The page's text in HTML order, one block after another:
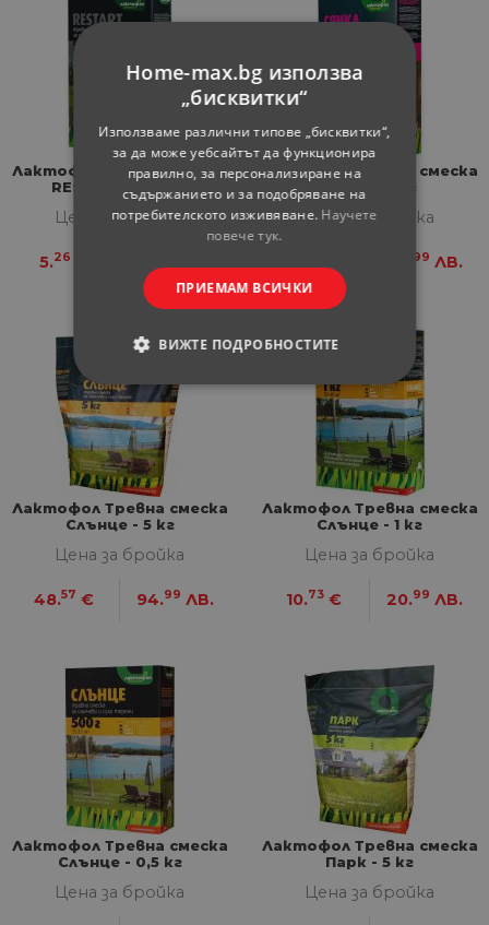
Лактофол Тревна смеска
RESTART - 0,5 кг
Цена за бройка
5.26
Лактофол Тревна смеска
Сянка - 1 кг
Цена за бройка
99 ЛВ.
Лактофол Тревна смеска
Слънце - 5 кг
Цена за бройка
48.57 € 94.99 ЛВ.
Лактофол Тревна смеска
Слънце - 1 кг
Цена за бройка
10.73 € 20.99 ЛВ.
Лактофол Тревна смеска
Слънце - 0,5 кг
Цена за бройка
Лактофол Тревна смеска
Парк - 5 кг
Цена за бройка
Home-max.bg използва
„бисквитки“
Използваме различни типове „бисквитки“,
за да може уебсайтът да функционира
правилно, за персонализиране на
съдържанието и за подобряване на
потребителското изживяване. Научете
повече тук.
ПРИЕМАМ ВСИЧКИ
ВИЖТЕ ПОДРОБНОСТИТЕ
СТРОГО НЕОБХОДИМИ
СТАТИСТИЧЕСКИ
МАРКЕТИНГOВИ
ФУНКЦИОНАЛНИ
НЕКЛАСИФИЦИРАНИ
Строго необходими
Статистически
Маркетингoви
Функционални
Строго необходимите бисквитки позволяват
основната функционалност на уебсайта, като
потребителско влизане и управление на
акаунта. Уебсайтът не може да се използва
правилно без строго необходими бисквитки.
Доставчик